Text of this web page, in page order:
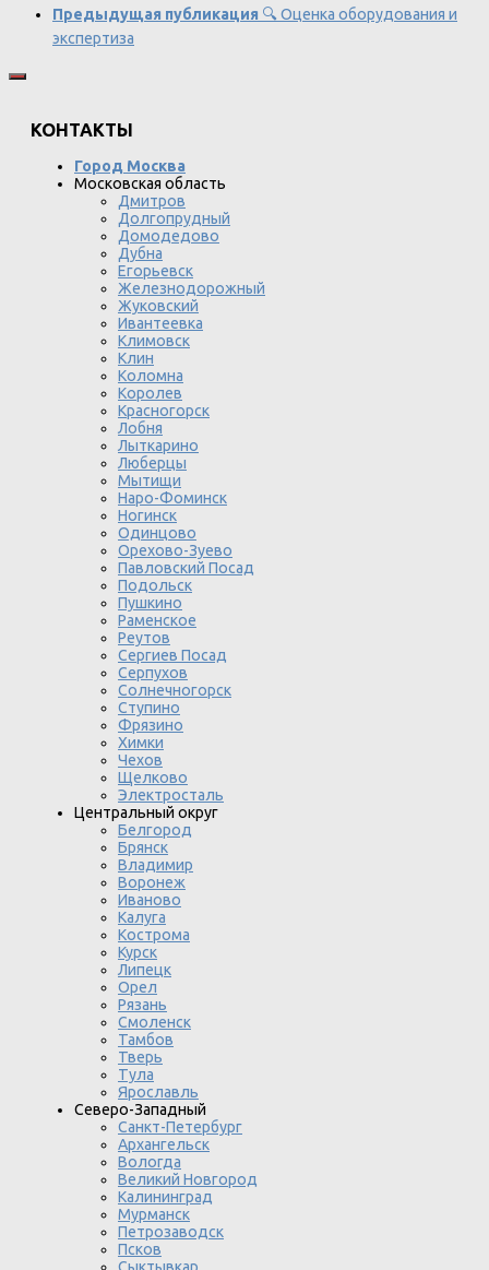
Предыдущая публикация 🔍 Оценка оборудования и
экспертиза
КОНТАКТЫ
Город Москва
Московская область
Дмитров
Долгопрудный
Домодедово
Дубна
Егорьевск
Железнодорожный
Жуковский
Ивантеевка
Климовск
Клин
Коломна
Королев
Красногорск
Лобня
Лыткарино
Люберцы
Мытищи
Наро-Фоминск
Ногинск
Одинцово
Орехово-Зуево
Павловский Посад
Подольск
Пушкино
Раменское
Реутов
Сергиев Посад
Серпухов
Солнечногорск
Ступино
Фрязино
Химки
Чехов
Щелково
Электросталь
Центральный округ
Белгород
Брянск
Владимир
Воронеж
Иваново
Калуга
Кострома
Курск
Липецк
Орел
Рязань
Смоленск
Тамбов
Тверь
Тула
Ярославль
Северо-Западный
Санкт-Петербург
Архангельск
Вологда
Великий Новгород
Калининград
Мурманск
Петрозаводск
Псков